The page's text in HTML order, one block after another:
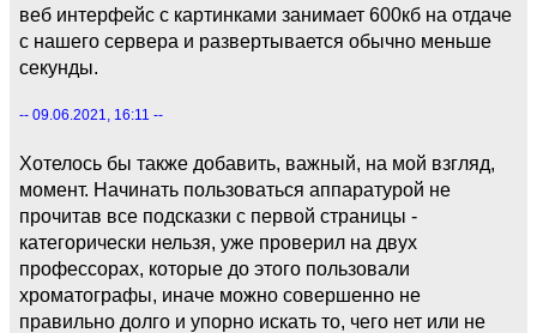
веб интерфейс с картинками занимает 600кб на отдаче
с нашего сервера и развертывается обычно меньше
секунды.
-- 09.06.2021, 16:11 --
Хотелось бы также добавить, важный, на мой взгляд,
момент. Начинать пользоваться аппаратурой не
прочитав все подсказки с первой страницы -
категорически нельзя, уже проверил на двух
профессорах, которые до этого пользовали
хроматографы, иначе можно совершенно не
правильно долго и упорно искать то, чего нет или не